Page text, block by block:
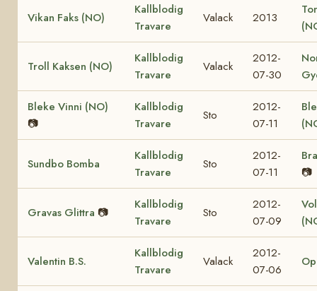
Vikan Faks (NO)
Kallblodig
Travare
Valack 2013
Troll Kaksen (NO)
Kallblodig
Travare
Valack
2012-
07-30
Bleke Vinni (NO)
📷
Kallblodig
Travare
Sto
2012-
07-11
Sundbo Bomba
Kallblodig
Travare
Sto
2012-
07-11
📷
Gravas Glittra 📷
Kallblodig
Travare
Sto
2012-
07-09
Valentin B.S.
Kallblodig
Travare
Valack
2012-
07-06